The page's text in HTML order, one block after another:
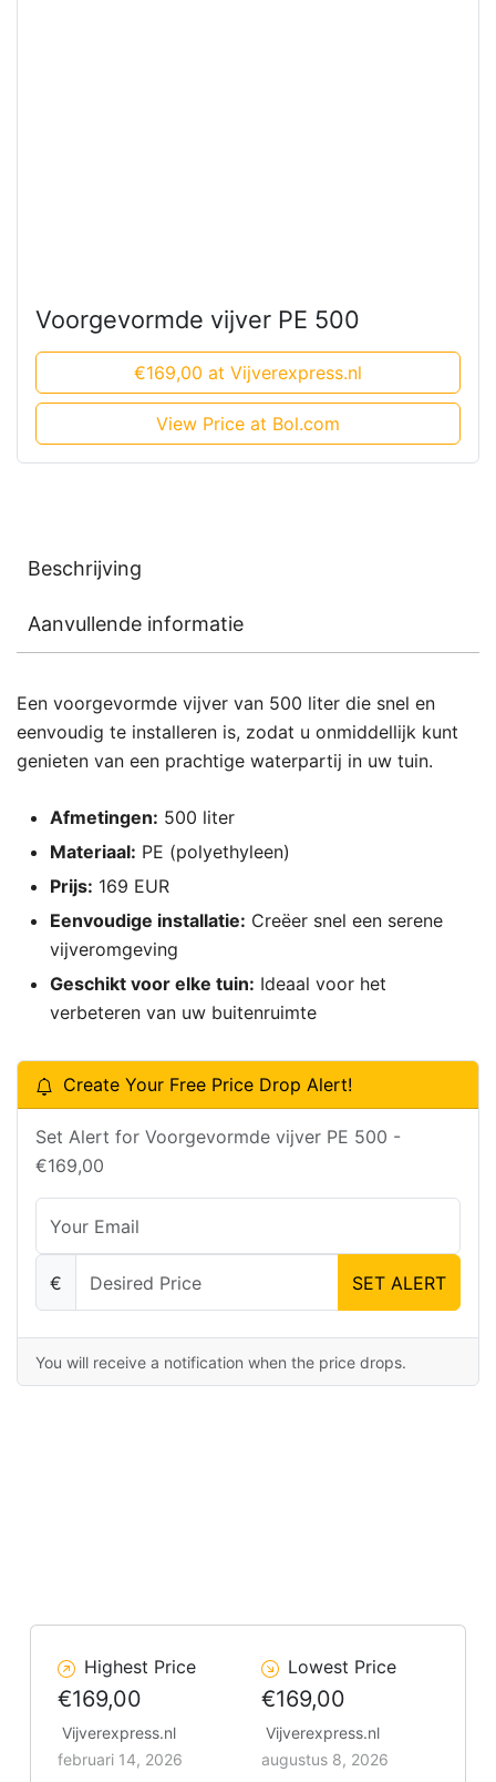
Voorgevormde vijver PE 500
€169,00 at Vijverexpress.nl
View Price at Bol.com
Beschrijving
Aanvullende informatie
Een voorgevormde vijver van 500 liter die snel en
eenvoudig te installeren is, zodat u onmiddellijk kunt
genieten van een prachtige waterpartij in uw tuin.
Afmetingen: 500 liter
Materiaal: PE (polyethyleen)
Prijs: 169 EUR
Eenvoudige installatie: Creëer snel een serene
vijveromgeving
Geschikt voor elke tuin: Ideaal voor het
verbeteren van uw buitenruimte
Create Your Free Price Drop Alert!
Set Alert for Voorgevormde vijver PE 500 -
€169,00
€ SET ALERT
You will receive a notification when the price drops.
Highest Price
€169,00
Vijverexpress.nl
februari 14, 2026
Lowest Price
€169,00
Vijverexpress.nl
augustus 8, 2026